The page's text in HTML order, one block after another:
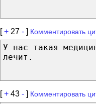
[+ 27 - ] Комментировать
У нас такая
лечит.
[+ 43 - ] Комментировать